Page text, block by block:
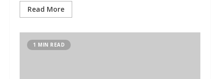
Read More
1 MIN READ